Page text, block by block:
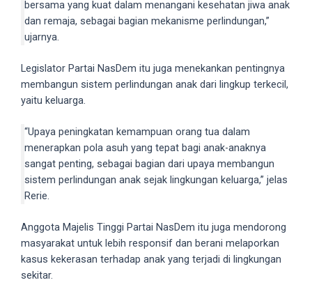
categorized
sections
choose
your
favorite
amateur
porn
videos,
anal,
blonde,
brunette,
etc.
You
bersama yang kuat dalam menangani kesehatan jiwa anak
dan remaja, sebagai bagian mekanisme perlindungan,”
ujarnya.
Legislator Partai NasDem itu juga menekankan pentingnya
membangun sistem perlindungan anak dari lingkup terkecil,
yaitu keluarga.
“Upaya peningkatan kemampuan orang tua dalam
menerapkan pola asuh yang tepat bagi anak-anaknya
sangat penting, sebagai bagian dari upaya membangun
sistem perlindungan anak sejak lingkungan keluarga,” jelas
Rerie.
Anggota Majelis Tinggi Partai NasDem itu juga mendorong
masyarakat untuk lebih responsif dan berani melaporkan
kasus kekerasan terhadap anak yang terjadi di lingkungan
sekitar.